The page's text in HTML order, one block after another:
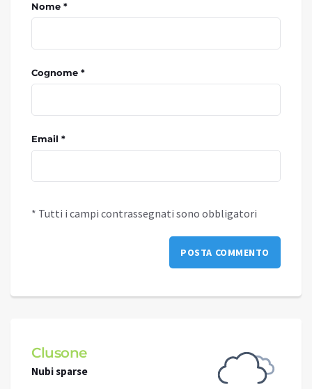
Nome *
Cognome *
Email *
* Tutti i campi contrassegnati sono obbligatori
Clusone
Nubi sparse